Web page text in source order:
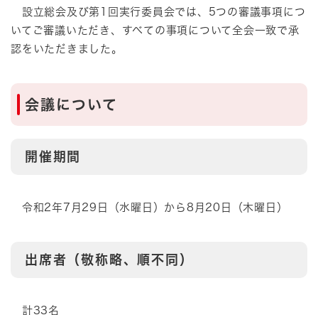
設立総会及び第1回実行委員会では、5つの審議事項につ
いてご審議いただき、すべての事項について全会一致で承
認をいただきました。
会議について
開催期間
令和2年7月29日（水曜日）から8月20日（木曜日）
出席者（敬称略、順不同）
計33名